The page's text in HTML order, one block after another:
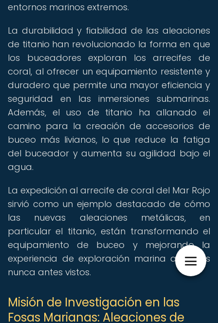
entornos marinos extremos.
La durabilidad y fiabilidad de las aleaciones
de titanio han revolucionado la forma en que
los buceadores exploran los arrecifes de
coral, al ofrecer un equipamiento resistente y
duradero que permite una mayor eficiencia y
seguridad en las inmersiones submarinas.
Además, el uso de titanio ha allanado el
camino para la creación de accesorios de
buceo más livianos, lo que reduce la fatiga
del buceador y aumenta su agilidad bajo el
agua.
La expedición al arrecife de coral del Mar Rojo
sirvió como un ejemplo destacado de cómo
las nuevas aleaciones metálicas, en
particular el titanio, están transformando el
equipamiento de buceo y mejorando la
experiencia de exploración marina a niveles
nunca antes vistos.
Misión de Investigación en las
Fosas Marianas: Aleaciones de